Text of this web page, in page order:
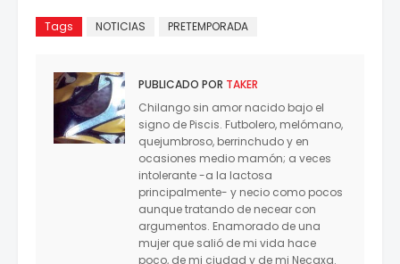
Tags NOTICIAS PRETEMPORADA
PUBLICADO POR TAKER
Chilango sin amor nacido bajo el
signo de Piscis. Futbolero, melómano,
quejumbroso, berrinchudo y en
ocasiones medio mamón; a veces
intolerante -a la lactosa
principalmente- y necio como pocos
aunque tratando de necear con
argumentos. Enamorado de una
mujer que salió de mi vida hace
poco, de mi ciudad y de mi Necaxa.